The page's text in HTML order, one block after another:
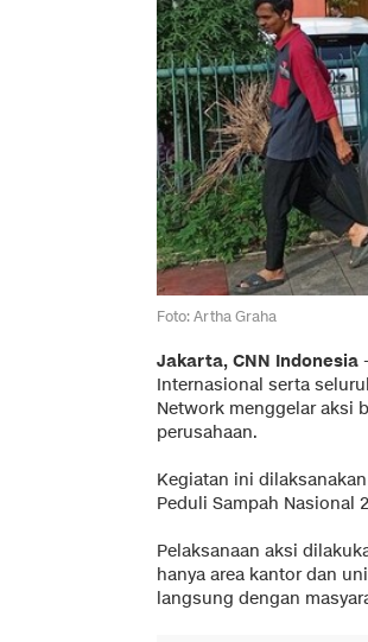
Foto: Artha Graha
Jakarta, CNN Indonesia
Internasional serta
Network menggelar aksi
perusahaan.
Kegiatan ini
Peduli Sampah Nasional
Pelaksanaan aksi
hanya area kantor dan
langsung dengan